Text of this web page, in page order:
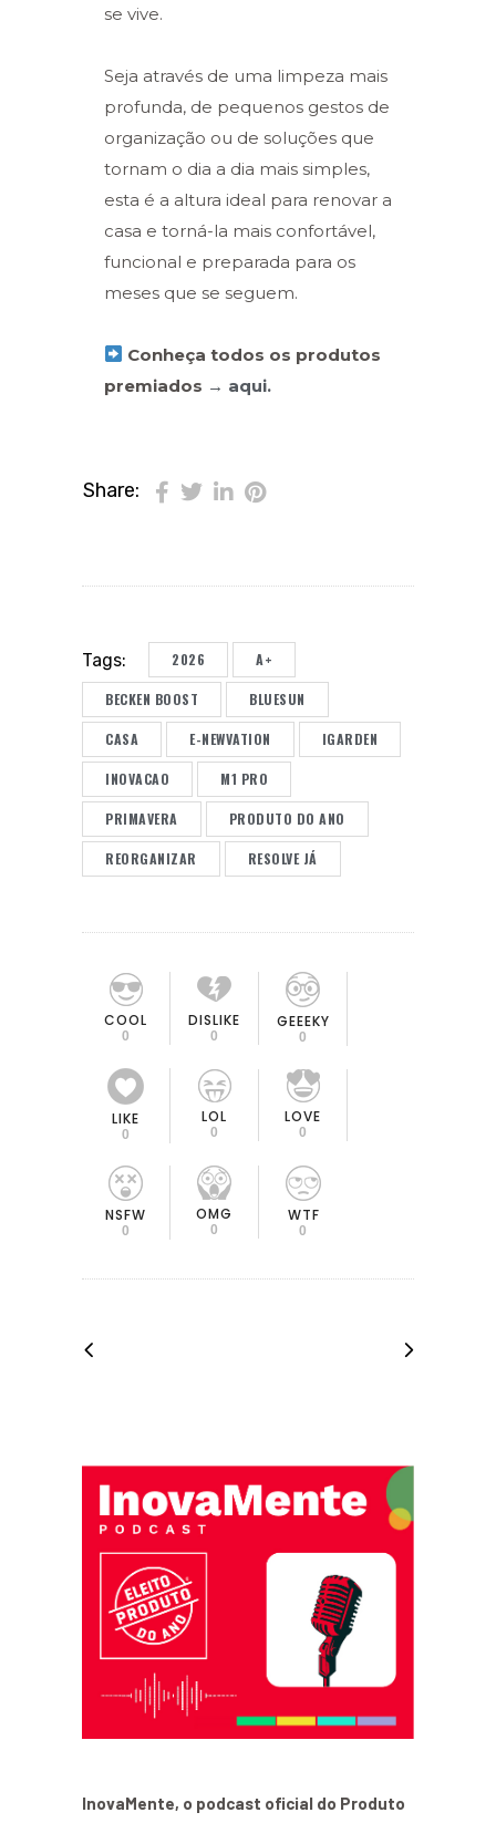
se vive.
Seja através de uma limpeza mais
profunda, de pequenos gestos de
organização ou de soluções que
tornam o dia a dia mais simples,
esta é a altura ideal para renovar a
casa e torná-la mais confortável,
funcional e preparada para os
meses que se seguem.
Conheça todos os produtos
premiados → aqui.
Share:
Tags: 2026 A+
BECKEN BOOST BLUESUN
CASA E-NEWVATION IGARDEN
INOVACAO M1 PRO
PRIMAVERA PRODUTO DO ANO
REORGANIZAR RESOLVE JÁ
COOL
0
DISLIKE
0
GEEEKY
0
LIKE
0
LOL
0
LOVE
0
NSFW
0
OMG
0
WTF
0
InovaMente, o podcast oficial do Produto